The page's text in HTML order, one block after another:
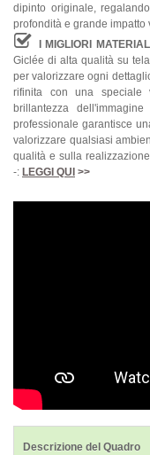
dipinto originale,
profondità e grande impatto
I MIGLIORI
Giclée di alta qualità su
per valorizzare ogni
rifinita con una speciale
brillantezza
professionale garantisce
valorizzare qualsiasi
qualità e sulla
-: LEGGI QUI >>
Descrizione del Quadro